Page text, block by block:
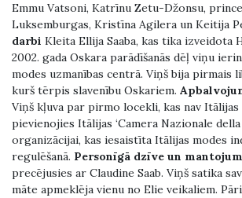
Emmu Vatsoni, Katrīnu Zetu-Džonsu,
Luksemburgas, Kristīna Agilera un Keitija
darbi Kleita Ellija Saaba, kas tika izveidota
2002. gada Oskara parādīšanās dēļ viņu
modes uzmanības centrā. Viņš bija pirmais
kurš tērpis slavenību Oskariem.
Viņš kļuva par pirmo locekli, kas nav
pievienojies Itālijas ‘Camera Nazionale
organizācijai, kas iesaistīta Itālijas modes
regulēšanā. Personīgā dzīve un
precējusies ar Claudine Saab. Viņš satika
māte apmeklēja vienu no Elie veikaliem.